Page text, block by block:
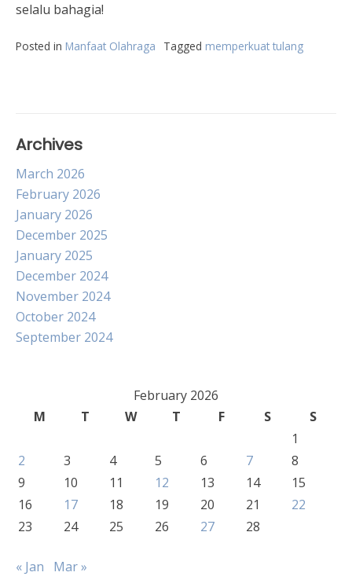
selalu bahagia!
Posted in Manfaat Olahraga Tagged memperkuat tulang
Archives
March 2026
February 2026
January 2026
December 2025
January 2025
December 2024
November 2024
October 2024
September 2024
February 2026
M
T W T F S
S
1
2
3 4 5 6 7
8
9
10 11 12 13 14
15
16
17 18 19 20 21
22
23
24 25 26 27 28
« Jan Mar »